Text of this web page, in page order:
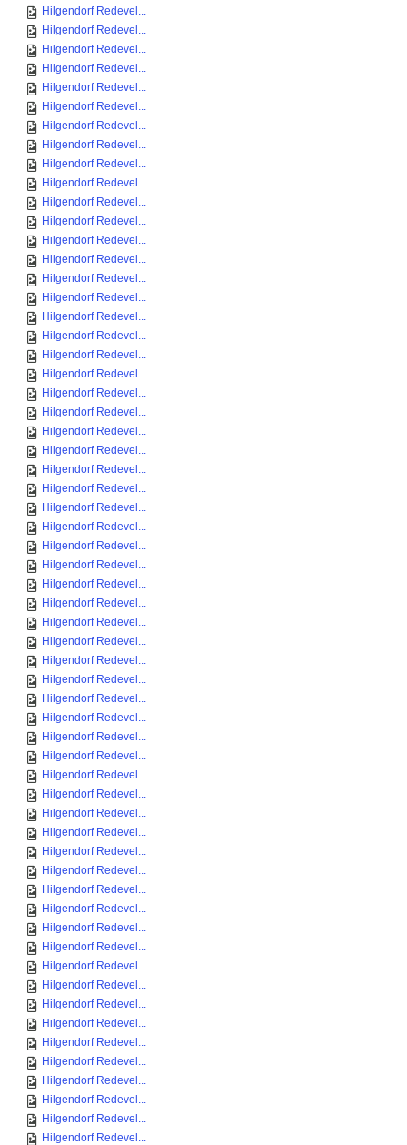
Hilgendorf Redevel...
Hilgendorf Redevel...
Hilgendorf Redevel...
Hilgendorf Redevel...
Hilgendorf Redevel...
Hilgendorf Redevel...
Hilgendorf Redevel...
Hilgendorf Redevel...
Hilgendorf Redevel...
Hilgendorf Redevel...
Hilgendorf Redevel...
Hilgendorf Redevel...
Hilgendorf Redevel...
Hilgendorf Redevel...
Hilgendorf Redevel...
Hilgendorf Redevel...
Hilgendorf Redevel...
Hilgendorf Redevel...
Hilgendorf Redevel...
Hilgendorf Redevel...
Hilgendorf Redevel...
Hilgendorf Redevel...
Hilgendorf Redevel...
Hilgendorf Redevel...
Hilgendorf Redevel...
Hilgendorf Redevel...
Hilgendorf Redevel...
Hilgendorf Redevel...
Hilgendorf Redevel...
Hilgendorf Redevel...
Hilgendorf Redevel...
Hilgendorf Redevel...
Hilgendorf Redevel...
Hilgendorf Redevel...
Hilgendorf Redevel...
Hilgendorf Redevel...
Hilgendorf Redevel...
Hilgendorf Redevel...
Hilgendorf Redevel...
Hilgendorf Redevel...
Hilgendorf Redevel...
Hilgendorf Redevel...
Hilgendorf Redevel...
Hilgendorf Redevel...
Hilgendorf Redevel...
Hilgendorf Redevel...
Hilgendorf Redevel...
Hilgendorf Redevel...
Hilgendorf Redevel...
Hilgendorf Redevel...
Hilgendorf Redevel...
Hilgendorf Redevel...
Hilgendorf Redevel...
Hilgendorf Redevel...
Hilgendorf Redevel...
Hilgendorf Redevel...
Hilgendorf Redevel...
Hilgendorf Redevel...
Hilgendorf Redevel...
Hilgendorf Redevel...